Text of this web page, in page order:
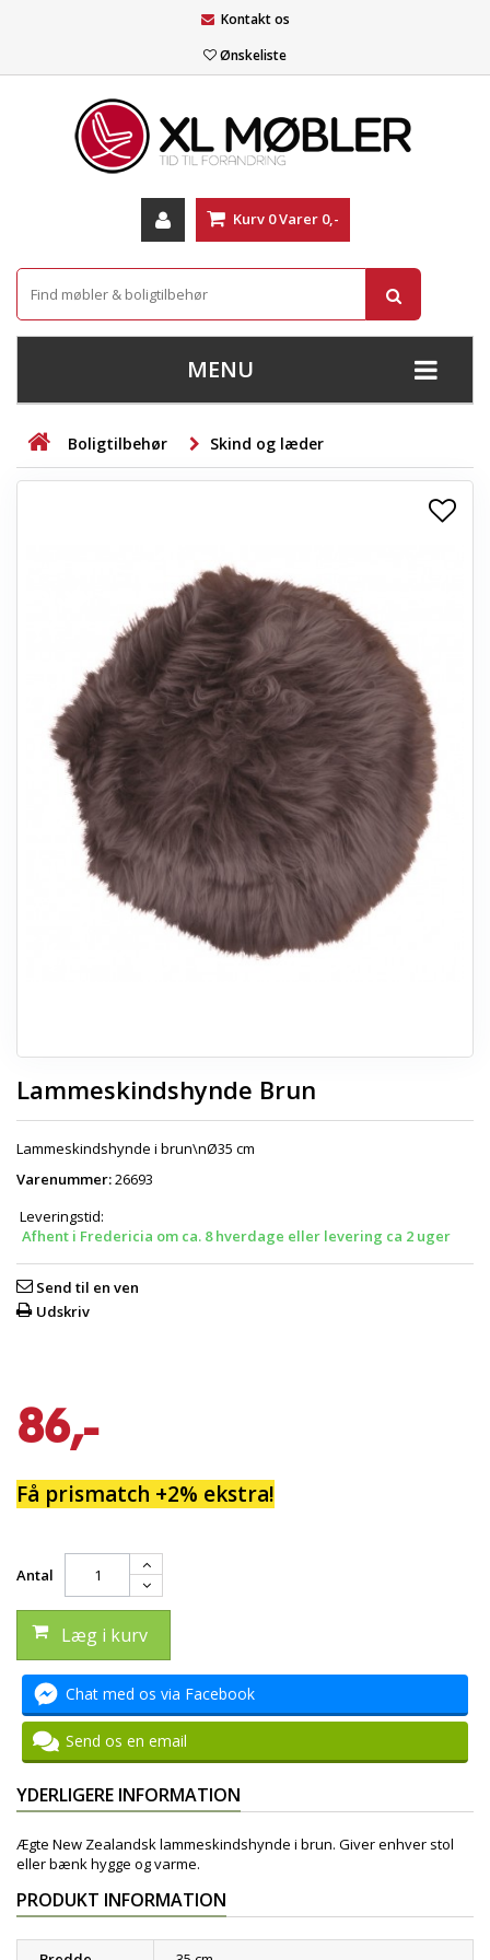
Kontakt os
Ønskeliste
Kurv 0Varer 0,-
MENU
+
STUE
+
LAMPER
ENTREMØBLER
HAVEMØBLER
Boligtilbehør Skind og læder
Lammeskindshynde Brun
Lammeskindshynde i brun\nØ35 cm
Varenummer:26693
Leveringstid:
Afhent i Fredericia om ca. 8 hverdage eller levering ca 2 uger
Send til en ven
Udskriv
86,-
Få prismatch +2% ekstra!
Antal
Læg i kurv
Chat med os via Facebook
Send os en email
YDERLIGERE INFORMATION
Ægte New Zealandsk lammeskindshynde i brun. Giver enhver stol
eller bænk hygge og varme.
PRODUKT INFORMATION